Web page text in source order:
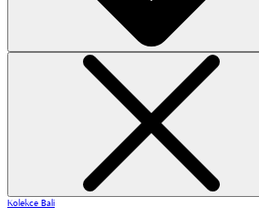
Kolekce Bali